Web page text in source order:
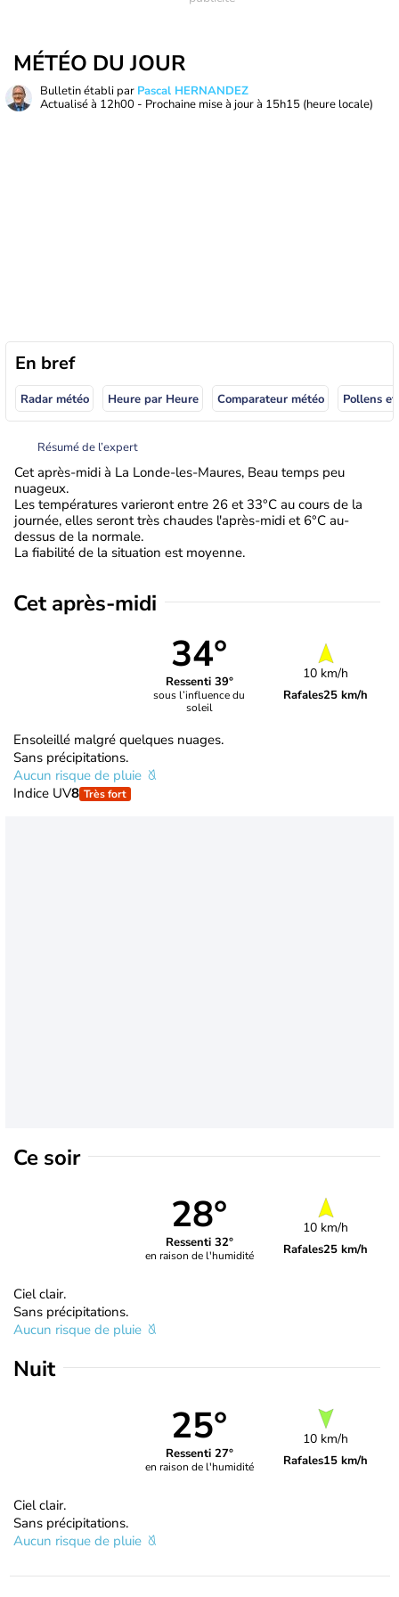
MÉTÉO DU JOUR
Bulletin établi par Pascal HERNANDEZ
Actualisé à 12h00 - Prochaine mise à jour à 15h15 (heure locale)
En bref
Radar météo Heure par Heure Comparateur météo Pollens
Résumé de l’expert
Cet après-midi à La Londe-les-Maures, Beau temps peu
nuageux.
Les températures varieront entre 26 et 33°C au cours de la
journée, elles seront très chaudes l'après-midi et 6°C au-
dessus de la normale.
La fiabilité de la situation est moyenne.
Cet après-midi
34°
Ressenti 39°
sous l’influence du
soleil
10 km/h
Rafales25 km/h
Ensoleillé malgré quelques nuages.
Sans précipitations.
Aucun risque de pluie
Indice UV8 Très fort
Ce soir
28°
Ressenti 32°
en raison de l'humidité
10 km/h
Rafales25 km/h
Ciel clair.
Sans précipitations.
Aucun risque de pluie
Nuit
25°
Ressenti 27°
en raison de l'humidité
10 km/h
Rafales15 km/h
Ciel clair.
Sans précipitations.
Aucun risque de pluie